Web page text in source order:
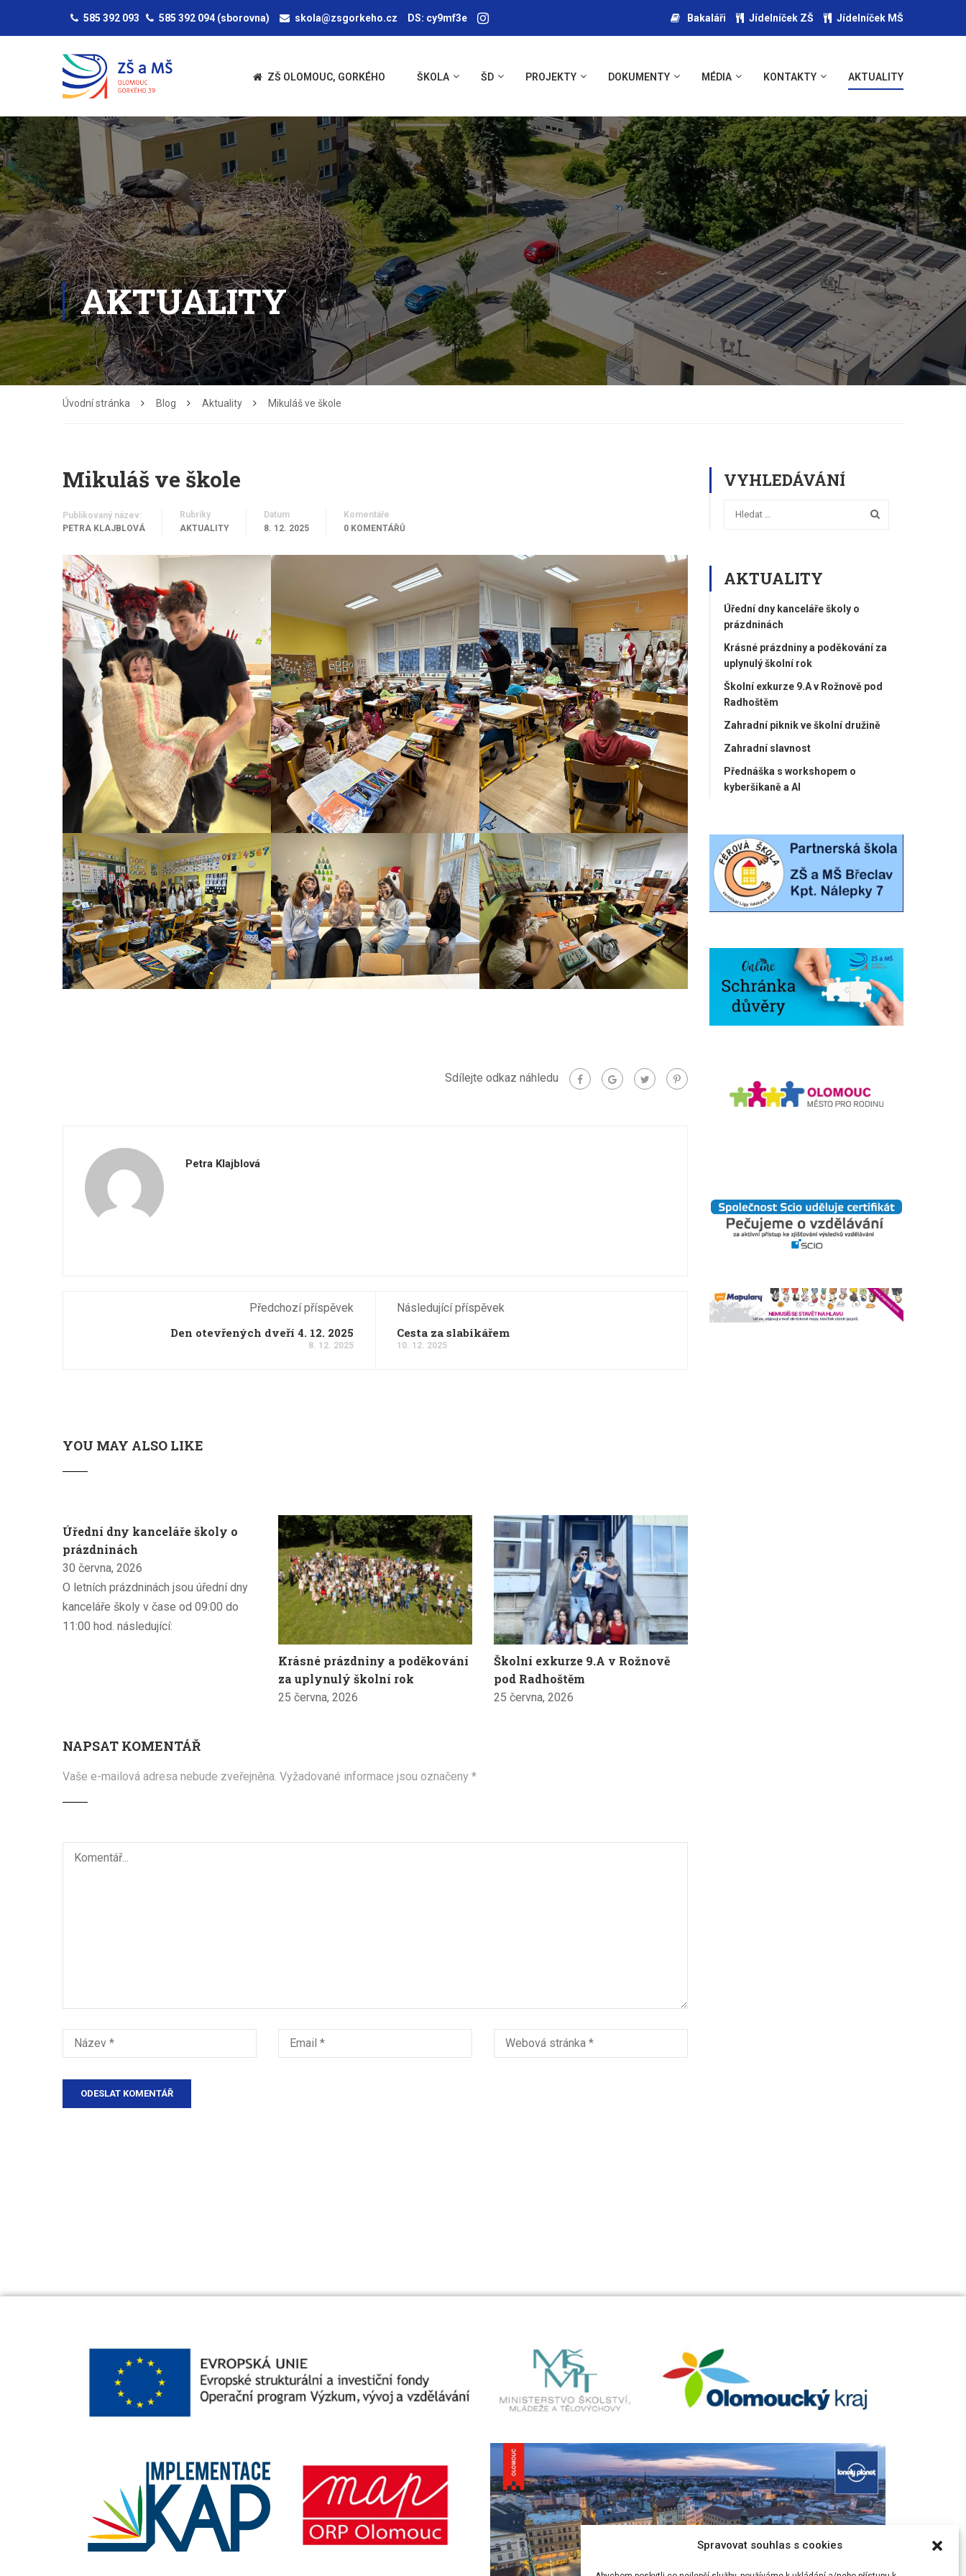
Spravovat souhlas s cookies
585 392 093 585 392 094 (sborovna) skola@zsgorkeho.cz DS: cy9mf3e Bakaláři Jídelníček ZŠ Jídelníček MŠ
ZŠ OLOMOUC, GORKÉHO ŠKOLA ŠD PROJEKTY DOKUMENTY MÉDIA KONTAKTY AKTUALITY
AKTUALITY
Úvodní stránka Blog Aktuality Mikuláš ve škole
Mikuláš ve škole
Publikovaný název:
PETRA KLAJBLOVÁ
Rubriky
AKTUALITY
Datum
8. 12. 2025
Komentáře
0 KOMENTÁŘŮ
Sdílejte odkaz náhledu
Petra Klajblová
Předchozí příspěvek
Den otevřených dveří 4. 12. 2025
8. 12. 2025
Následující příspěvek
Cesta za slabikářem
10. 12. 2025
YOU MAY ALSO LIKE
Úřední dny kanceláře školy o
prázdninách
30 června, 2026
O letních prázdninách jsou úřední dny
kanceláře školy v čase od 09:00 do
11:00 hod. následující:
Krásné prázdniny a poděkování
za uplynulý školní rok
25 června, 2026
Školní exkurze 9.A v Rožnově
pod Radhoštěm
25 června, 2026
NAPSAT KOMENTÁŘ
Vaše e-mailová adresa nebude zveřejněna. Vyžadované informace jsou označeny *
VYHLEDÁVÁNÍ
AKTUALITY
Úřední dny kanceláře školy o
prázdninách
Krásné prázdniny a poděkování za
uplynulý školní rok
Školní exkurze 9.A v Rožnově pod
Radhoštěm
Zahradní piknik ve školní družině
Zahradní slavnost
Přednáška s workshopem o
kyberšikaně a AI